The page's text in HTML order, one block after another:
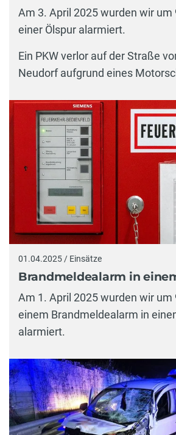
Am 3. April 2025 wurden wir um
einer Ölspur alarmiert.
Ein PKW verlor auf der Straße
Neudorf aufgrund eines
01.04.2025 / Einsätze
Brandmeldealarm in
Am 1. April 2025 wurden wir um
einem Brandmeldealarm in
alarmiert.